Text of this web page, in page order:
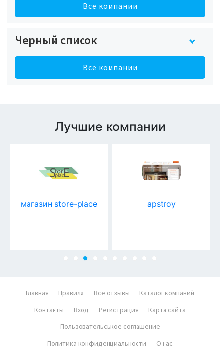
Все компании
Черный список
Все компании
Лучшие компании
магазин store-place apstroy
Главная Правила Все отзывы
Каталог компаний
Контакты
Вход Регистрация
Карта сайта
Пользовательськое соглашение
Политика конфиденциальности
О нас